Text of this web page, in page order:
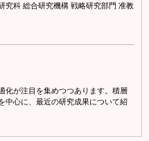
究科 総合研究機構 戦略研究部門 准教
化が注目を集めつつあります。積層
中心に、最近の研究成果について紹